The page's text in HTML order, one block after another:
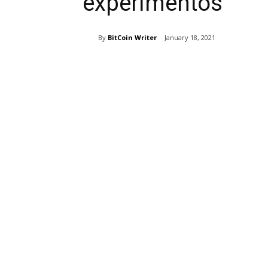
By BitCoin Writer January 18, 2021